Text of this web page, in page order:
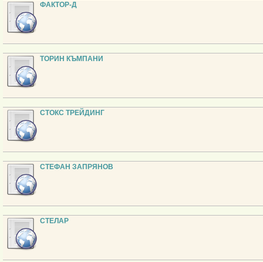
ФАКТОР-Д
ТОРИН КЪМПАНИ
СТОКС ТРЕЙДИНГ
СТЕФАН ЗАПРЯНОВ
СТЕЛАР